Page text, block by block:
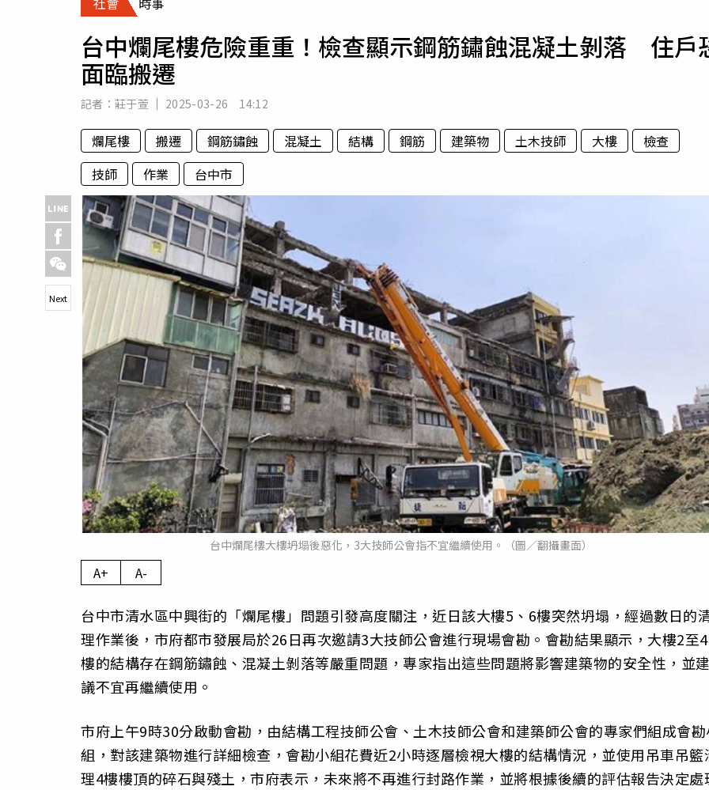
專欄
運勢
台中爛尾樓危險重重！檢查顯示鋼筋鏽蝕混凝土剝落 住戶
面臨搬遷
記者： 莊于萱 2025-03-26 14:12
爛尾樓 搬遷 鋼筋鏽蝕 混凝土 結構 鋼筋 建築物 土木技師 大樓
檢查
技師
作業 台中市
台中爛尾樓大樓坍塌後惡化，3大技師公會指不宜繼續使用。（圖／翻攝畫面）
Next
A+ A-
台中市清水區中興街的「爛尾樓」問題引發高度關注，近日該大樓5、6樓突然坍塌，經過數日的
理作業後，市府都市發展局於26日再次邀請3大技師公會進行現場會勘。會勘結果顯示，大樓2至4
樓的結構存在鋼筋鏽蝕、混凝土剝落等嚴重問題，專家指出這些問題將影響建築物的安全性，並
議不宜再繼續使用。
市府上午9時30分啟動會勘，由結構工程技師公會、土木技師公會和建築師公會的專家們組成會
組，對該建築物進行詳細檢查，會勘小組花費近2小時逐層檢視大樓的結構情況，並使用吊車吊籃
理4樓樓頂的碎石與殘土，市府表示，未來將不再進行封路作業，並將根據後續的評估報告決定處